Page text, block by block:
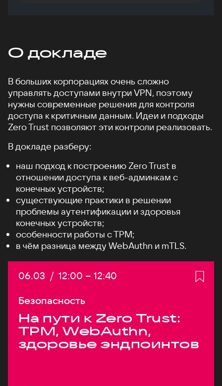
О докладе
В больших корпорациях очень сложно
управлять доступами внутри VPN, поэтому
нужны современные решения для контроля
доступа к критичным данным. Идеи и подходы
Zero Trust позволяют эти контроли реализовать.
В докладе разберу:
наш подход к построению Zero Trust в
отношении доступа к веб-админкам с
конечных устройств;
существующие практики в решении
проблемы аутентификации и здоровья
конечных устройств;
особенности работы c TPM;
в чём разница между WebAuthn и mTLS.
Дата:
06.03 / Начало:
12:00 – Конец:
12:40
Безопасность
На пути к Zero Trust:
TPM, WebAuthn,
здоровье эндпоинтов